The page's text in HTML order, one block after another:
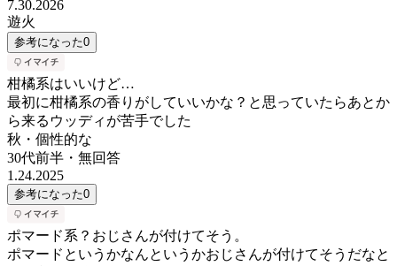
7.30.2026
遊火
参考になった0
柑橘系はいいけど…
最初に柑橘系の香りがしていいかな？と思っていたらあとか
ら来るウッディが苦手でした
秋・個性的な
30代前半 ・ 無回答
1.24.2025
参考になった0
ポマード系？おじさんが付けてそう。
ポマードというかなんというかおじさんが付けてそうだなと